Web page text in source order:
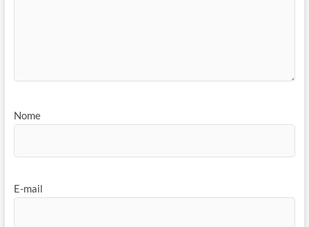
Nome
E-mail